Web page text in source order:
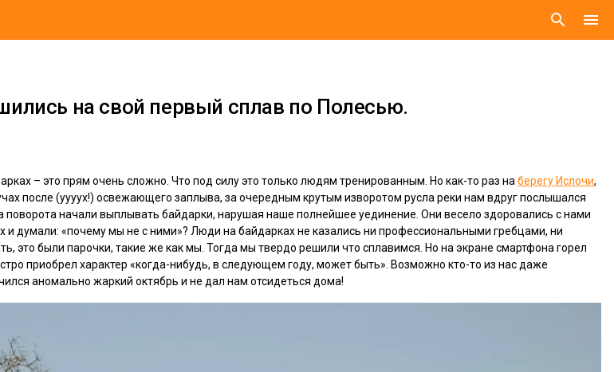
search menu
на свой первый сплав по Полесью.
– это прям очень сложно. Что под силу это только людям тренированным. Но как-то раз на берегу Ислочи,
после (уууух!) освежающего заплыва, за очередным крутым изворотом русла реки нам вдруг послышался
поворота начали выплывать байдарки, нарушая наше полнейшее уединение. Они весело здоровались с нами
думали: «почему мы не с ними»? Люди на байдарках не казались ни профессиональными гребцами, ни
это были парочки, такие же как мы. Тогда мы твердо решили что сплавимся. Но на экране смартфона горел
приобрел характер «когда-нибудь, в следующем году, может быть». Возможно кто-то из нас даже
аномально жаркий октябрь и не дал нам отсидеться дома!